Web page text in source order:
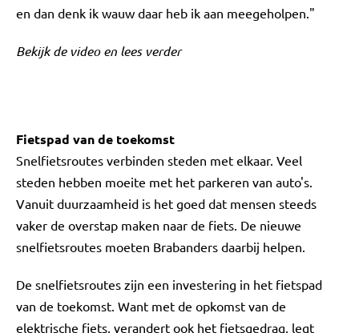
en dan denk ik wauw daar heb ik aan meegeholpen."
Bekijk de video en lees verder
Fietspad van de toekomst
Snelfietsroutes verbinden steden met elkaar. Veel
steden hebben moeite met het parkeren van auto's.
Vanuit duurzaamheid is het goed dat mensen steeds
vaker de overstap maken naar de fiets. De nieuwe
snelfietsroutes moeten Brabanders daarbij helpen.
De snelfietsroutes zijn een investering in het fietspad
van de toekomst. Want met de opkomst van de
elektrische fiets, verandert ook het fietsgedrag, legt